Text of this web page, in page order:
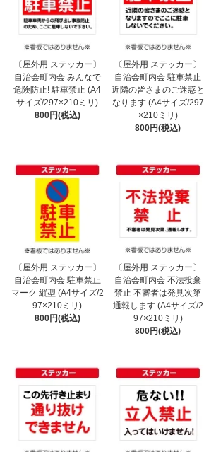
〔屋外用 ステッカー〕
自治会町内会 みんなで
危険防止! 駐車禁止 (A4
サイズ/297×210ミリ)
800円(税込)
〔屋外用 ステッカー〕
自治会町内会 駐車禁止
近隣の皆さまのご迷惑と
なります (A4サイズ/297
×210ミリ)
800円(税込)
〔屋外用 ステッカー〕
自治会町内会 駐車禁止
マーク 縦型 (A4サイズ/2
97×210ミリ)
800円(税込)
〔屋外用 ステッカー〕
自治会町内会 不法投棄
禁止 不審者は発見次第
通報します (A4サイズ/2
97×210ミリ)
800円(税込)